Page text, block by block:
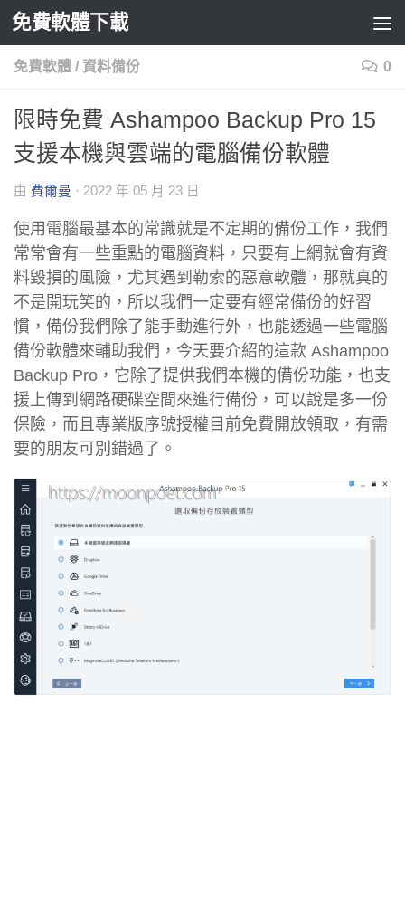
Skip to content
免費軟體下載
免費軟體 / 資料備份 0
限時免費 Ashampoo Backup Pro 15
支援本機與雲端的電腦備份軟體
由 費爾曼 · 2022 年 05 月 23 日
使用電腦最基本的常識就是不定期的備份工作，我們
常常會有一些重點的電腦資料，只要有上網就會有資
料毀損的風險，尤其遇到勒索的惡意軟體，那就真的
不是開玩笑的，所以我們一定要有經常備份的好習
慣，備份我們除了能手動進行外，也能透過一些電腦
備份軟體來輔助我們，今天要介紹的這款 Ashampoo
Backup Pro，它除了提供我們本機的備份功能，也支
援上傳到網路硬碟空間來進行備份，可以說是多一份
保險，而且專業版序號授權目前免費開放領取，有需
要的朋友可別錯過了。